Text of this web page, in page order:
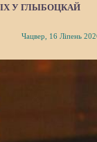
У ГЛЫБОЦКАЙ
Чацвер, 16 Ліпень